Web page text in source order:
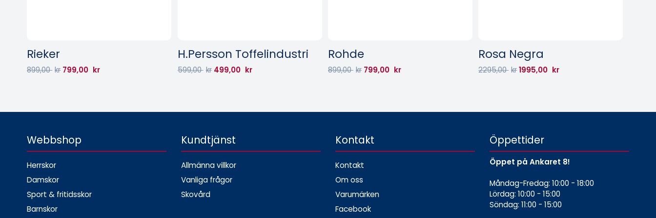
Rieker
899,00 kr 799,00 kr
H.Persson Toffelindustri
599,00 kr 499,00 kr
Rohde
899,00 kr 799,00 kr
Rosa Negra
2295,00 kr1995,00 kr
Webbshop
Herrskor
Damskor
Sport & fritidsskor
Barnskor
Kundtjänst
Allmänna villkor
Vanliga frågor
Skovård
Kontakt
Kontakt
Om oss
Varumärken
Facebook
Öppettider
Öppet på Ankaret 8!
Måndag-Fredag: 10:00 - 18:00
Lördag: 10:00 - 15:00
Söndag: 11:00 - 15:00